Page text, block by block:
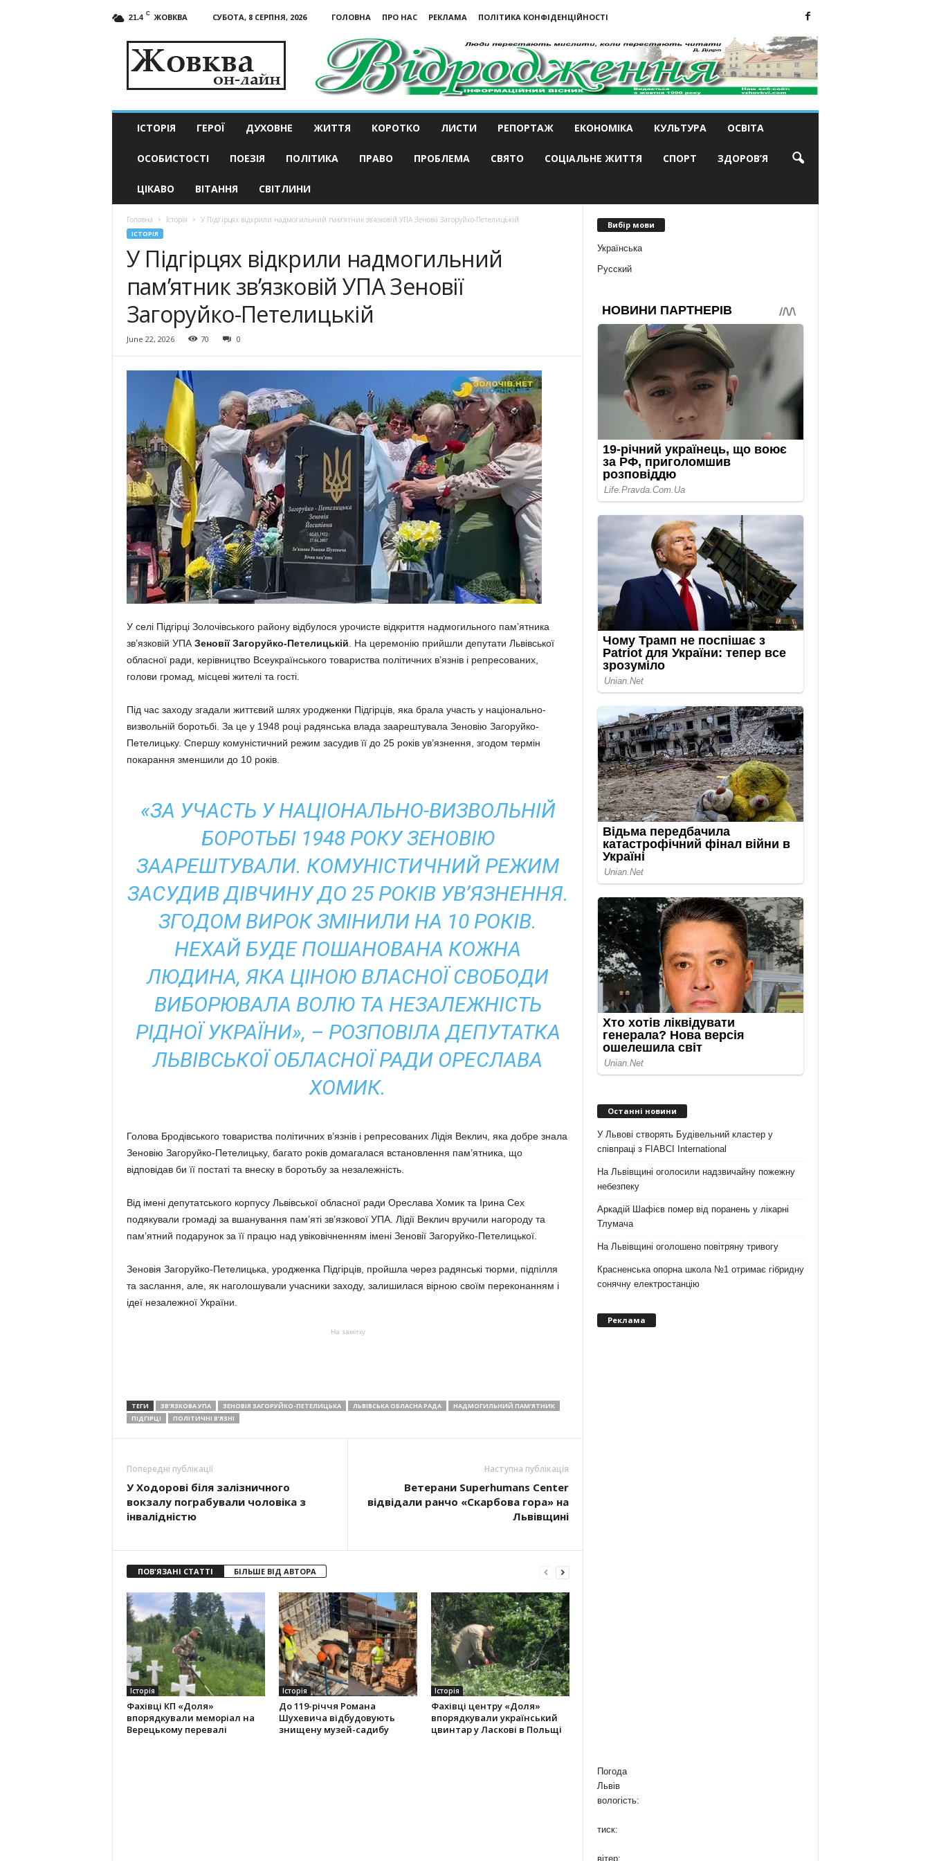
21.4 C ЖОВКВА СУБОТА, 8 СЕРПНЯ, 2026 ГОЛОВНА ПРО НАС РЕКЛАМА
ПОЛІТИКА КОНФІДЕНЦІЙНОСТІ
актуальні
ІСТОРІЯ ГЕРОЇ ДУХОВНЕ ЖИТТЯ КОРОТКО ЛИСТИ РЕПОРТАЖ ЕКОНОМІКА КУЛЬТУРА ОСВІТА
ОСОБИСТОСТІ ПОЕЗІЯ ПОЛІТИКА ПРАВО ПРОБЛЕМА СВЯТО СОЦІАЛЬНЕ ЖИТТЯ СПОРТ ЗДОРОВ’Я
ЦІКАВО ВІТАННЯ СВІТЛИНИ
Головна Історія У Підгірцях відкрили надмогильний пам’ятник зв’язковій УПА Зеновії Загоруйко-Петелицькій
ІСТОРІЯ
У Підгірцях відкрили надмогильний
пам’ятник зв’язковій УПА Зеновії
Загоруйко-Петелицькій
June 22, 2026 70 0
У селі Підгірці Золочівського району відбулося урочисте відкриття надмогильного пам’ятника
зв’язковій УПА Зеновії Загоруйко-Петелицькій . На церемонію прийшли депутати Львівської
обласної ради, керівництво Всеукраїнського товариства політичних в’язнів і репресованих,
голови громад, місцеві жителі та гості.
Під час заходу згадали життєвий шлях уродженки Підгірців, яка брала участь у національно-
визвольній боротьбі. За це у 1948 році радянська влада заарештувала Зеновію Загоруйко-
Петелицьку. Спершу комуністичний режим засудив її до 25 років ув’язнення, згодом термін
покарання зменшили до 10 років.
«ЗА УЧАСТЬ У НАЦІОНАЛЬНО-ВИЗВОЛЬНІЙ
БОРОТЬБІ 1948 РОКУ ЗЕНОВІЮ
ЗААРЕШТУВАЛИ. КОМУНІСТИЧНИЙ РЕЖИМ
ЗАСУДИВ ДІВЧИНУ ДО 25 РОКІВ УВ’ЯЗНЕННЯ.
ЗГОДОМ ВИРОК ЗМІНИЛИ НА 10 РОКІВ.
НЕХАЙ БУДЕ ПОШАНОВАНА КОЖНА
ЛЮДИНА, ЯКА ЦІНОЮ ВЛАСНОЇ СВОБОДИ
ВИБОРЮВАЛА ВОЛЮ ТА НЕЗАЛЕЖНІСТЬ
РІДНОЇ УКРАЇНИ», – РОЗПОВІЛА ДЕПУТАТКА
ЛЬВІВСЬКОЇ ОБЛАСНОЇ РАДИ ОРЕСЛАВА
ХОМИК.
Голова Бродівського товариства політичних в’язнів і репресованих Лідія Веклич, яка добре знала
Зеновію Загоруйко-Петелицьку, багато років домагалася встановлення пам’ятника, що
відповідав би її постаті та внеску в боротьбу за незалежність.
Від імені депутатського корпусу Львівської обласної ради Ореслава Хомик та Ірина Сех
подякували громаді за вшанування пам’яті зв’язкової УПА. Лідії Веклич вручили нагороду та
пам’ятний подарунок за її працю над увіковічненням імені Зеновії Загоруйко-Петелицької.
Зеновія Загоруйко-Петелицька, уродженка Підгірців, пройшла через радянські тюрми, підпілля
та заслання, але, як наголошували учасники заходу, залишилася вірною своїм переконанням і
ідеї незалежної України.
На замітку
ТЕГИ ЗВ’ЯЗКОВА УПА ЗЕНОВІЯ ЗАГОРУЙКО-ПЕТЕЛИЦЬКА ЛЬВІВСЬКА ОБЛАСНА РАДА
НАДМОГИЛЬНИЙ ПАМ’ЯТНИК
ПІДГІРЦІ
ПОЛІТИЧНІ В’ЯЗНІ
Попередні публікації
У Ходорові біля залізничного
вокзалу пограбували чоловіка з
інвалідністю
Наступна публікація
Ветерани Superhumans Center
відвідали ранчо «Скарбова гора» на
Львівщині
ПОВ'ЯЗАНІ СТАТТІ БІЛЬШЕ ВІД АВТОРА
Історія
Фахівці КП «Доля»
впорядкували меморіал на
Верецькому перевалі
Історія
До 119-річчя Романа
Шухевича відбудовують
знищену музей-садибу
Історія
Фахівці центру «Доля»
впорядкували український
цвинтар у Ласкові в Польщі
Вибір мови
Українська
Русский
Останні новини
У Львові створять Будівельний кластер у
співпраці з FIABCI International
На Львівщині оголосили надзвичайну пожежну
небезпеку
Аркадій Шафієв помер від поранень у лікарні
Тлумача
На Львівщині оголошено повітряну тривогу
Красненська опорна школа №1 отримає гібридну
сонячну електростанцію
Реклама
Погода
Львів
вологість:
тиск:
вітер: